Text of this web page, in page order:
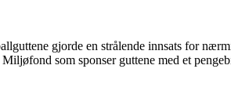
gjorde en strålende innsats for
som sponser guttene med et